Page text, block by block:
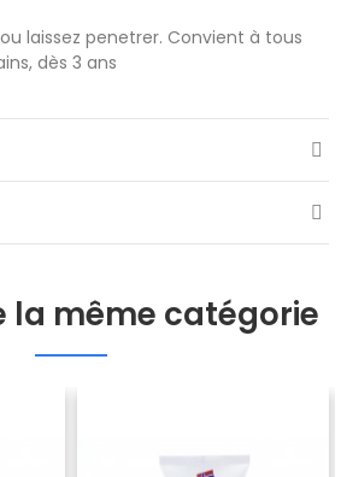
laissez penetrer. Convient à tous
dès 3 ans
la même catégorie